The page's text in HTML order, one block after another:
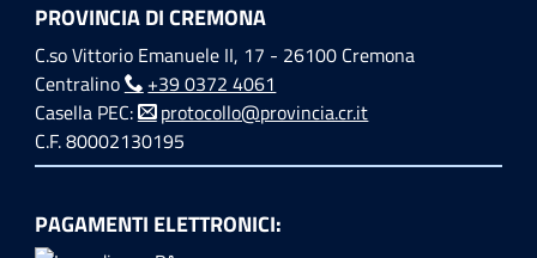
PROVINCIA DI CREMONA
C.so Vittorio Emanuele II, 17 - 26100 Cremona
Centralino
+39 0372 4061
Casella PEC:
protocollo@provincia.cr.it
C.F. 80002130195
PAGAMENTI ELETTRONICI: